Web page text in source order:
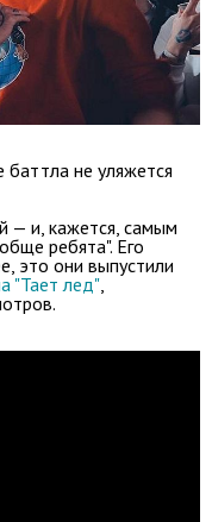
не уляжется
— и, кажется, самым
ребята". Его
это они выпустили
"Тает лед"